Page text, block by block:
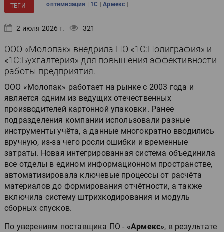
ТЕГИ оптимизация | 1С |Армекс |
2 июля 2026 г. 321
ООО «Молопак» внедрила ПО «1С:Полиграфия» и
«1С:Бухгалтерия» для повышения эффективности
работы предприятия.
ООО «Молопак» работает на рынке с 2003 года и
является одним из ведущих отечественных
производителей картонной упаковки. Ранее
подразделения компании использовали разные
инструменты учёта, а данные многократно вводились
вручную, из-за чего росли ошибки и временные
затраты. Новая интегрированная система объединила
все отделы в едином информационном пространстве,
автоматизировала ключевые процессы от расчёта
материалов до формирования отчётности, а также
включила систему штрихкодирования и модуль
сборных спусков.
По уверениям поставщика ПО - «Армекс», в результате